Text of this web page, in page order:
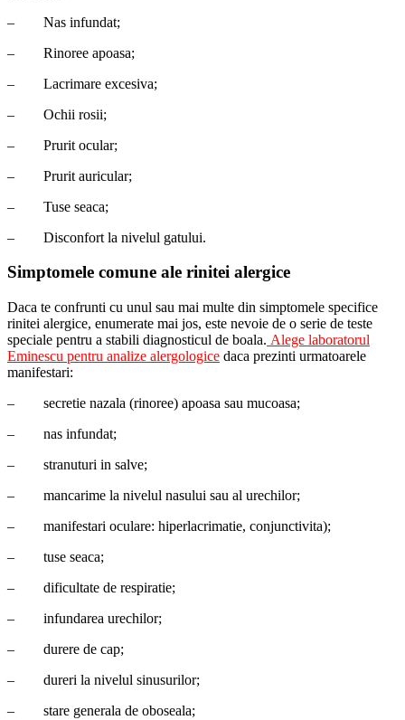
–
Nas infundat;
–
Rinoree apoasa;
–
Lacrimare excesiva;
–
Ochii rosii;
–
Prurit ocular;
–
Prurit auricular;
–
Tuse seaca;
–
Disconfort la nivelul gatului.
Simptomele comune ale rinitei alergice
Daca te confrunti cu unul sau mai multe din simptomele specifice
rinitei alergice, enumerate mai jos, este nevoie de o serie de teste
speciale pentru a stabili diagnosticul de boala. Alege laboratorul
Eminescu pentru analize alergologice daca prezinti urmatoarele
manifestari:
–
secretie nazala (rinoree) apoasa sau mucoasa;
–
nas infundat;
–
stranuturi in salve;
–
mancarime la nivelul nasului sau al urechilor;
–
manifestari oculare: hiperlacrimatie, conjunctivita);
–
tuse seaca;
–
dificultate de respiratie;
–
infundarea urechilor;
–
durere de cap;
–
dureri la nivelul sinusurilor;
–
stare generala de oboseala;